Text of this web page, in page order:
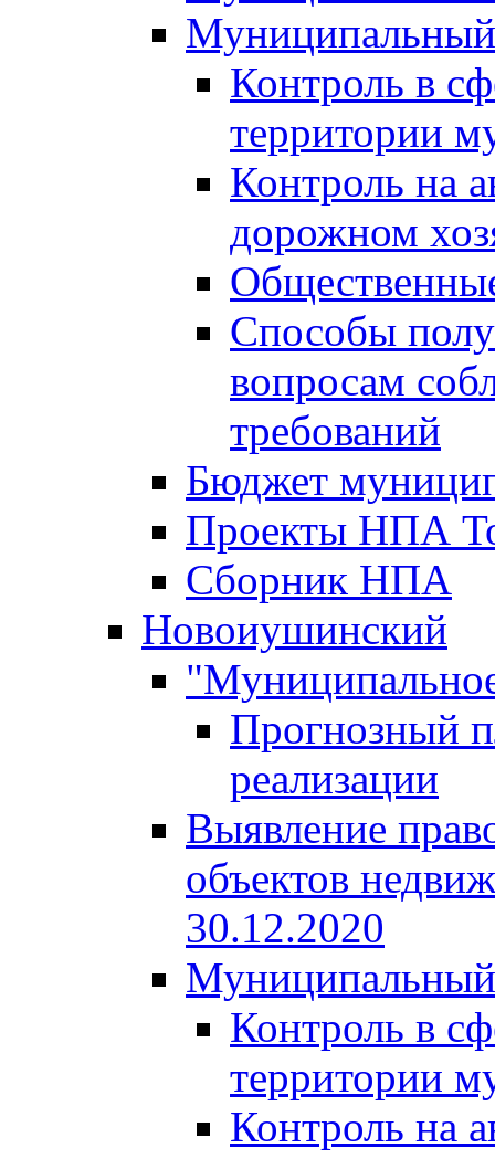
Муниципальный
Контроль в
территории
Контроль на
дорожном
Способы
вопросам
требований
Бюджет
Проекты НПА
Сборник НПА
Новоиушинский
Прогнозный
реализации
Выявление
объектов
30.12.2020
Муниципальный
Контроль в
территории
Контроль на